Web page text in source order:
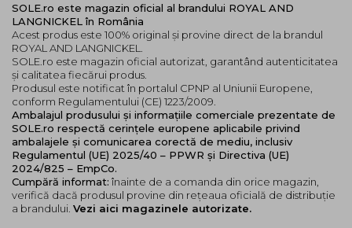
arta machiajului.
SOLE.ro este magazin oficial al brandului ROYAL AND
LANGNICKEL în România
Acest produs este 100% original și provine direct de la brandul
ROYAL AND LANGNICKEL.
SOLE.ro este magazin oficial autorizat, garantând autenticitatea
și calitatea fiecărui produs.
Produsul este notificat în portalul CPNP al Uniunii Europene,
conform Regulamentului (CE) 1223/2009.
Ambalajul produsului și informațiile comerciale prezentate de
SOLE.ro respectă cerințele europene aplicabile privind
ambalajele și comunicarea corectă de mediu, inclusiv
Regulamentul (UE) 2025/40 – PPWR și Directiva (UE)
2024/825 – EmpCo.
Cumpără informat: înainte de a comanda din orice magazin,
verifică dacă produsul provine din rețeaua oficială de distribuție
a brandului. Vezi aici magazinele autorizate.